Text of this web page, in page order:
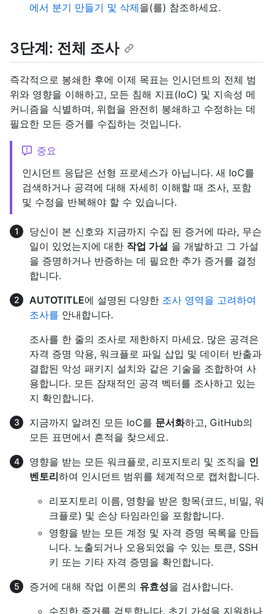
에서 분기 만들기 및 삭제을(를) 참조하세요.
3단계: 전체 조사
즉각적으로 봉쇄한 후에 이제 목표는 인시던트의 전체 범
위와 영향을 이해하고, 모든 침해 지표(IoC) 및 지속성 메
커니즘을 식별하며, 위협을 완전히 봉쇄하고 수정하는 데
필요한 모든 증거를 수집하는 것입니다.
중요
인시던트 응답은 선형 프로세스가 아닙니다. 새 IoC를
검색하거나 공격에 대해 자세히 이해할 때 조사, 포함
및 수정을 반복해야 할 수 있습니다.
당신이 본 신호와 지금까지 수집 된 증거에 따라, 무슨
일이 있었는지에 대한 작업 가설 을 개발하고 그 가설
을 증명하거나 반증하는 데 필요한 추가 증거를 결정
합니다.
AUTOTITLE에 설명된 다양한 조사 영역을 고려하여
조사를 안내합니다.
조사를 한 줄의 조사로 제한하지 마세요. 많은 공격은
자격 증명 악용, 워크플로 파일 삽입 및 데이터 반출과
결합된 악성 패키지 설치와 같은 기술을 조합하여 사
용합니다. 모든 잠재적인 공격 벡터를 조사하고 있는
지 확인합니다.
지금까지 알려진 모든 IoC를 문서화하고, GitHub의
모든 표면에서 흔적을 찾으세요.
영향을 받는 모든 워크플로, 리포지토리 및 조직을 인
벤토리하여 인시던트 범위를 체계적으로 캡처합니다.
리포지토리 이름, 영향을 받은 항목(코드, 비밀, 워
크플로) 및 손상 타임라인을 포함합니다.
영향을 받는 모든 계정 및 자격 증명 목록을 만듭
니다. 노출되거나 오용되었을 수 있는 토큰, SSH
키 또는 기타 자격 증명을 확인합니다.
증거에 대해 작업 이론의 유효성을 검사합니다.
수집한 증거를 검토합니다. 초기 가설을 지원하나